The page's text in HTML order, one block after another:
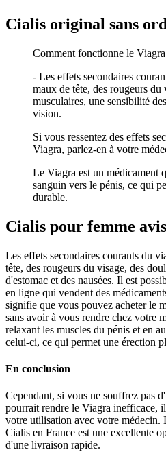
Cialis original sans
Comment fonctionne le
- Les effets secondaires
maux de tête, des rougeurs du
musculaires, une sensibilité
vision.
Si vous ressentez des effets
Viagra, parlez-en à votre
Le Viagra est un médicament
sanguin vers le pénis, ce qui
durable.
Cialis pour femme avis
Les effets secondaires courants du
tête, des rougeurs du visage, des
d'estomac et des nausées. Il est
en ligne qui vendent des
signifie que vous pouvez acheter le
sans avoir à vous rendre chez votre
relaxant les muscles du pénis et en
celui-ci, ce qui permet une érection
En conclusion
Cependant, si vous ne souffrez pas
pourrait rendre le Viagra inefficace,
votre utilisation avec votre médecin.
Cialis en France est une excellente
d'une livraison rapide.